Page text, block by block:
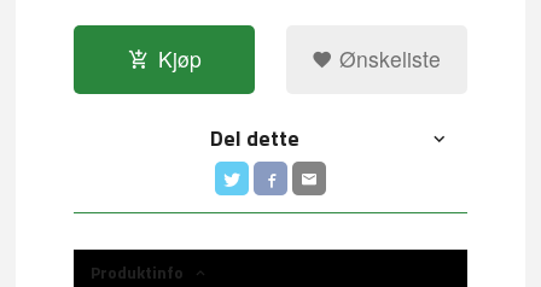
Kjøp Ønskeliste
Del dette
Produktinfo